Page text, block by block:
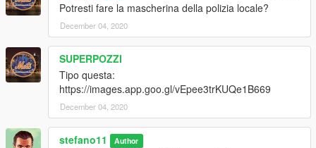
Potresti fare la mascherina della polizia locale?
December 04, 2020
SUPERPOZZI
Tipo questa:
https://images.app.goo.gl/vEpee3trKUQe1B669
December 04, 2020
stefano11 Author